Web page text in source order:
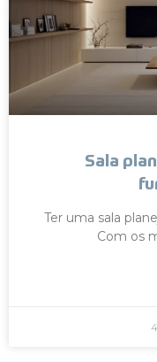
Sala
Ter uma sala
Com os